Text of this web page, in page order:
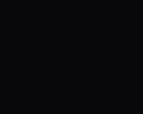
des montants B et C -
extérieurs - Rails de toit